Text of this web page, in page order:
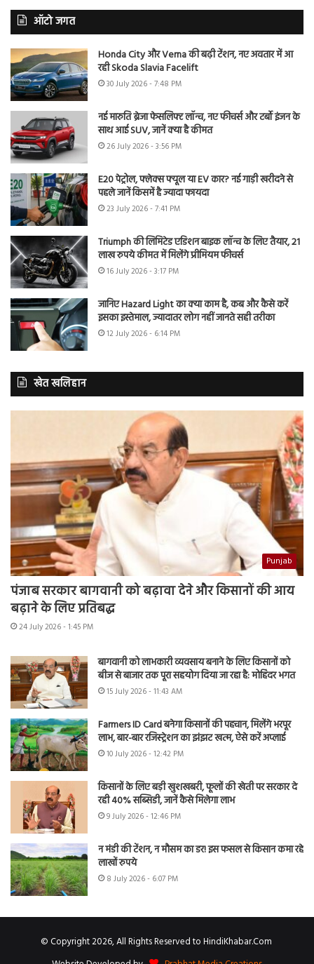
ऑटो जगत
Honda City और Verna की बढ़ी टेंशन, नए अवतार में आ
रही Skoda Slavia Facelift
30 July 2026 - 7:48 PM
नई मारुति ब्रेजा फेसलिफ्ट लॉन्च, नए फीचर्स और टर्बो इंजन के
साथ आई SUV, जानें क्या है कीमत
26 July 2026 - 3:56 PM
E20 पेट्रोल, फ्लेक्स फ्यूल या EV कार? नई गाड़ी खरीदने से
पहले जानें किसमें है ज्यादा फायदा
23 July 2026 - 7:41 PM
Triumph की लिमिटेड एडिशन बाइक लॉन्च के लिए तैयार, 21
लाख रुपये कीमत में मिलेंगे प्रीमियम फीचर्स
16 July 2026 - 3:17 PM
जानिए Hazard Light का क्या काम है, कब और कैसे करें
इसका इस्तेमाल, ज्यादातर लोग नहीं जानते सही तरीका
12 July 2026 - 6:14 PM
खेत खलिहान
Punjab
पंजाब सरकार बागवानी को बढ़ावा देने और किसानों की आय
बढ़ाने के लिए प्रतिबद्ध
24 July 2026 - 1:45 PM
बागवानी को लाभकारी व्यवसाय बनाने के लिए किसानों को
बीज से बाजार तक पूरा सहयोग दिया जा रहा है: मोहिंदर भगत
15 July 2026 - 11:43 AM
Farmers ID Card बनेगा किसानों की पहचान, मिलेंगे भरपूर
लाभ, बार-बार रजिस्ट्रेशन का झंझट खत्म, ऐसे करें अप्लाई
10 July 2026 - 12:42 PM
किसानों के लिए बड़ी खुशखबरी, फूलों की खेती पर सरकार दे
रही 40% सब्सिडी, जानें कैसे मिलेगा लाभ
9 July 2026 - 12:46 PM
न मंडी की टेंशन, न मौसम का डर! इस फसल से किसान कमा रहे
लाखों रुपये
8 July 2026 - 6:07 PM
© Copyright 2026, All Rights Reserved to HindiKhabar.Com